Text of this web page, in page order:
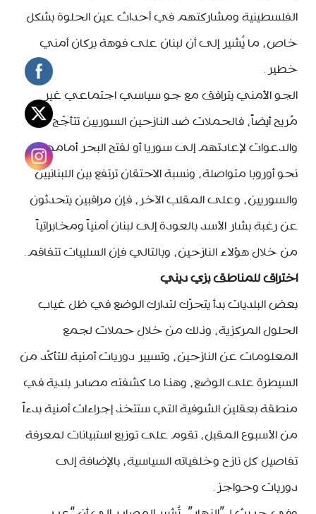
الفلسطينية ومشاركتهم في أحداث عين الحلوة بشكل
خاص، ما يُشير إلى أن لبنان على فوهة بركان أمني
خطير.
الجو الأمني يترافق مع جو سياسي اجتماعي غير
مُريح أيضاً، فالحملات ضد النازحين السوريين تتأجّج
والدعوات لإعادتهم إلى سوريا أو لفتح البحر أمامهم
نحو أوروبا متواصلة، ونسبة الاحتقان ترتفع بين اللبنانيين
والسوريين، وعلى المقلب الآخر، فإن مراقبين يتحدثون
عن رغبة بشار الأسد بالعودة إلى لبنان أمنياً ومخابراتياً
من خلال هؤلاء النازحين، وبالتالي فإن السلبيات تتفاقم.
اختراق للمناطق بزي ديني
بعض البلديات بدأ يتحرّك لتدارك الوضع في ظل غياب
الحلول المركزية، وذلك من خلال حملات لجمع
المعلومات عن النازحين، وتسيير دوريات أمنية للتأكّد من
السيطرة على الوضع، وهذا ما كشفته مصادر بلدية في
منطقة بعقلين الشوفية التي ستتخذ إجراءات أمنية بدءاً
من الأسبوع المقبل، تقوم على توزيع استبيانات لمعرفة
تفاصيل كل نازح وخلفياته السياسية، بالإضافة إلى
دوريات وحواجز.